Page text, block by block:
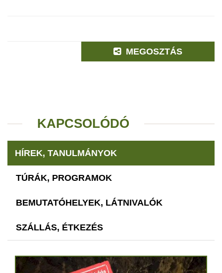
MEGOSZTÁS
KAPCSOLÓDÓ
HÍREK, TANULMÁNYOK
TÚRÁK, PROGRAMOK
BEMUTATÓHELYEK, LÁTNIVALÓK
SZÁLLÁS, ÉTKEZÉS